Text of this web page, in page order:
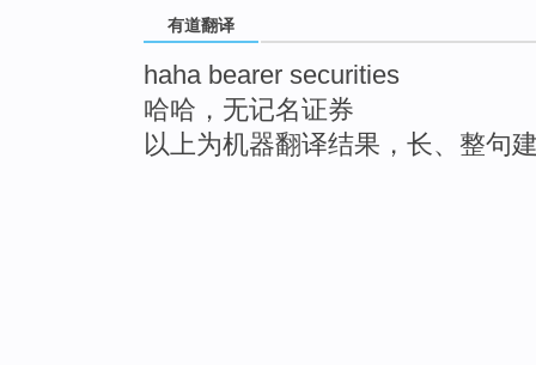
有道翻译
haha bearer securities
哈哈，无记名证券
以上为机器翻译结果，长、整句